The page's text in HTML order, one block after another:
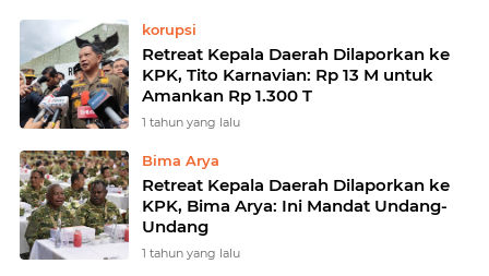
korupsi
Retreat Kepala Daerah Dilaporkan ke
KPK, Tito Karnavian: Rp 13 M untuk
Amankan Rp 1.300 T
1 tahun yang lalu
Bima Arya
Retreat Kepala Daerah Dilaporkan ke
KPK, Bima Arya: Ini Mandat Undang-
Undang
1 tahun yang lalu